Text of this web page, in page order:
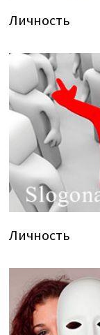
Личность
Личность